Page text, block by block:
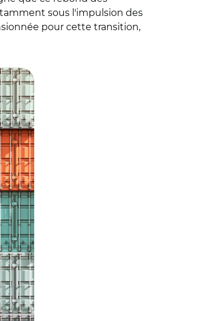
sous l'impulsion des
pour cette transition,